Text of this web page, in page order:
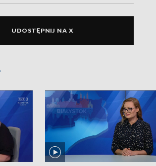
UDOSTĘPNIJ NA X